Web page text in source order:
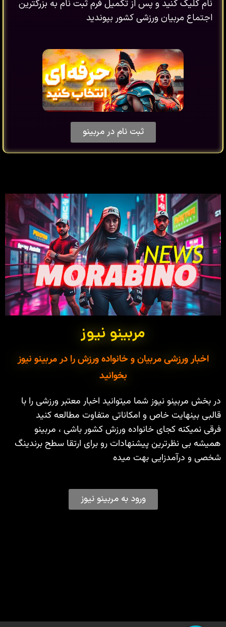
نام کلیک کنید و پس از تکمیل فرم ثبت نام به بزرگترین
اجتماع مربیان ورزشی کشور بپوندید
ثبت نام در مربینو
مربینو نیوز
اخبار ورزشی مربیان و خانواده ورزش را در مربینو نیوز
بخوانید
در بخش مربینو نیوز شما میتوانید اخبار معتبر ورزشی را با
قالبی بینهایت خاص و امکاناتی متفاوت مطالعه کنید
فرقی نمیکنه کجای خانواده ورزش کشور باشی ، مربینو
همیشه بی نظرترین پیشنهادات رو برای ارتقا سطح برندینگ
شخصی و درآمدزایی بهت میده
ورود به مربینو نیوز